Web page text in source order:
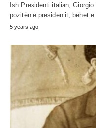
Ish Presidenti italian,
pozitën e presidentit, bëhet
5 years ago